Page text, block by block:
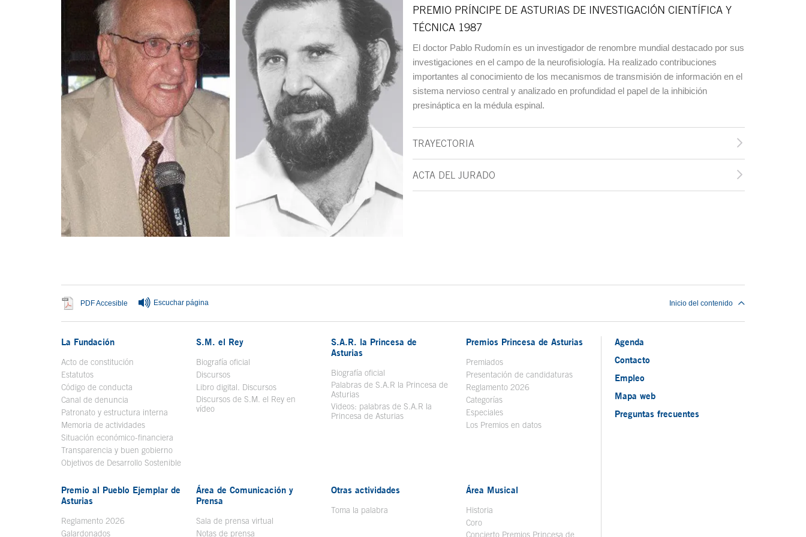
PREMIO PRÍNCIPE DE ASTURIAS DE INVESTIGACIÓN CIENTÍFICA Y
TÉCNICA 1987
El doctor Pablo Rudomín es un investigador de renombre mundial destacado por sus
investigaciones en el campo de la neurofisiología. Ha realizado contribuciones
importantes al conocimiento de los mecanismos de transmisión de información en el
sistema nervioso central y analizado en profundidad el papel de la inhibición
presináptica en la médula espinal.
TRAYECTORIA
ACTA DEL JURADO
PDF Accesible Se abre en ventana nueva
Escuchar página Inicio del contenido
La Fundación
Acto de constitución
Estatutos
Código de conducta
Canal de denuncia
Patronato y estructura interna
Memoria de actividades
Situación económico-financiera
Transparencia y buen gobierno
Objetivos de Desarrollo Sostenible
S.M. el Rey
Biografía oficial
Discursos
Libro digital. DiscursosSe abre en ventana nueva
Discursos de S.M. el Rey en
vídeoSe abre en ventana nueva
S.A.R. la Princesa de
Asturias
Biografía oficial Se abre en ventana nueva
Palabras de S.A.R la Princesa de
Asturias
Videos: palabras de S.A.R la
Princesa de Asturias
Premios Princesa de Asturias
Premiados
Presentación de candidaturas
Reglamento 2026
Categorías
Especiales
Los Premios en datos
Premio al Pueblo Ejemplar de
Asturias
Reglamento 2026
Galardonados
Área de Comunicación y
Prensa
Sala de prensa virtual
Notas de prensa
Otras actividades
Toma la palabra
Área Musical
Historia
Coro
Concierto Premios Princesa de
Agenda
Contacto
Empleo
Mapa web
Preguntas frecuentes